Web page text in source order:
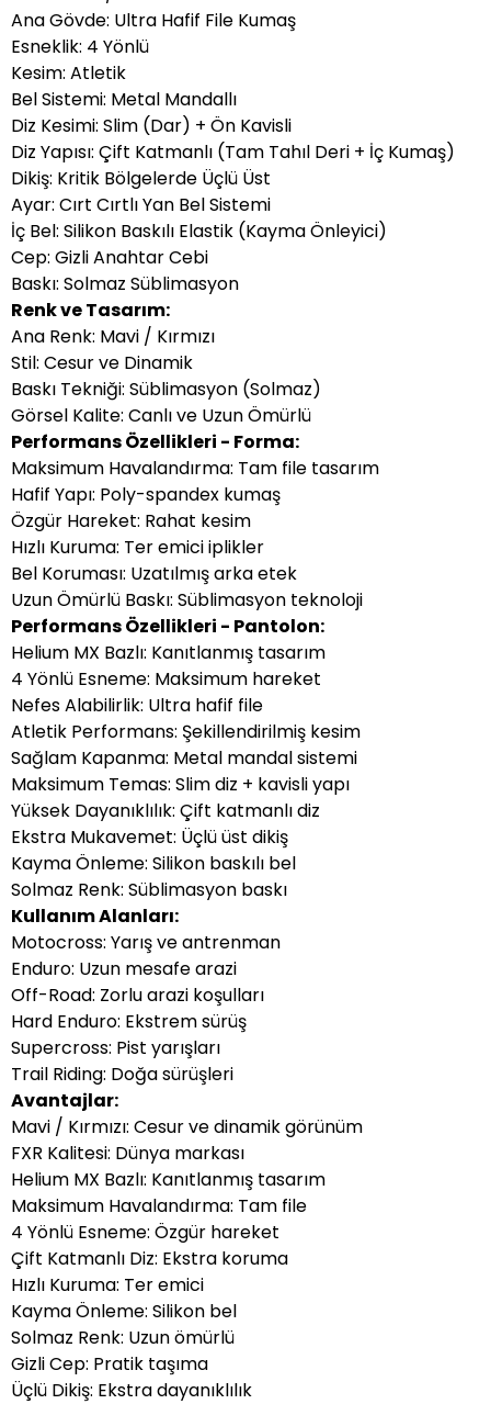
Ana Gövde: Ultra Hafif File Kumaş
Esneklik: 4 Yönlü
Kesim: Atletik
Bel Sistemi: Metal Mandallı
Diz Kesimi: Slim (Dar) + Ön Kavisli
Diz Yapısı: Çift Katmanlı (Tam Tahıl Deri + İç Kumaş)
Dikiş: Kritik Bölgelerde Üçlü Üst
Ayar: Cırt Cırtlı Yan Bel Sistemi
İç Bel: Silikon Baskılı Elastik (Kayma Önleyici)
Cep: Gizli Anahtar Cebi
Baskı: Solmaz Süblimasyon
Renk ve Tasarım:
Ana Renk: Mavi / Kırmızı
Stil: Cesur ve Dinamik
Baskı Tekniği: Süblimasyon (Solmaz)
Görsel Kalite: Canlı ve Uzun Ömürlü
Performans Özellikleri - Forma:
Maksimum Havalandırma: Tam file tasarım
Hafif Yapı: Poly-spandex kumaş
Özgür Hareket: Rahat kesim
Hızlı Kuruma: Ter emici iplikler
Bel Koruması: Uzatılmış arka etek
Uzun Ömürlü Baskı: Süblimasyon teknoloji
Performans Özellikleri - Pantolon:
Helium MX Bazlı: Kanıtlanmış tasarım
4 Yönlü Esneme: Maksimum hareket
Nefes Alabilirlik: Ultra hafif file
Atletik Performans: Şekillendirilmiş kesim
Sağlam Kapanma: Metal mandal sistemi
Maksimum Temas: Slim diz + kavisli yapı
Yüksek Dayanıklılık: Çift katmanlı diz
Ekstra Mukavemet: Üçlü üst dikiş
Kayma Önleme: Silikon baskılı bel
Solmaz Renk: Süblimasyon baskı
Kullanım Alanları:
Motocross: Yarış ve antrenman
Enduro: Uzun mesafe arazi
Off-Road: Zorlu arazi koşulları
Hard Enduro: Ekstrem sürüş
Supercross: Pist yarışları
Trail Riding: Doğa sürüşleri
Avantajlar:
Mavi / Kırmızı: Cesur ve dinamik görünüm
FXR Kalitesi: Dünya markası
Helium MX Bazlı: Kanıtlanmış tasarım
Maksimum Havalandırma: Tam file
4 Yönlü Esneme: Özgür hareket
Çift Katmanlı Diz: Ekstra koruma
Hızlı Kuruma: Ter emici
Kayma Önleme: Silikon bel
Solmaz Renk: Uzun ömürlü
Gizli Cep: Pratik taşıma
Üçlü Dikiş: Ekstra dayanıklılık